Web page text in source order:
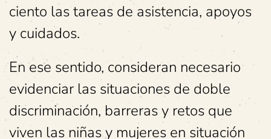
ciento las tareas de asistencia, apoyos
y cuidados.
En ese sentido, consideran necesario
evidenciar las situaciones de doble
discriminación, barreras y retos que
viven las niñas y mujeres en situación